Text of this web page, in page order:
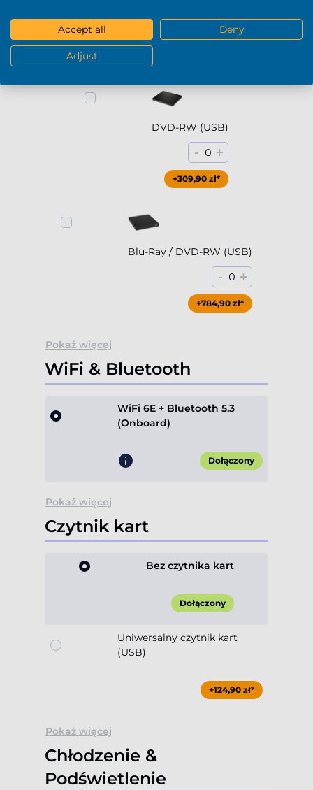
Pokaż więcej
DVD / Blu-Ray
DVD-RW (USB)
- 0 +
+309,90 zł*
Blu-Ray / DVD-RW (USB)
- 0 +
+784,90 zł*
Pokaż więcej
WiFi & Bluetooth
WiFi 6E + Bluetooth 5.3
(Onboard)
Dołączony
Pokaż więcej
Czytnik kart
Bez czytnika kart
Dołączony
Uniwersalny czytnik kart
(USB)
+124,90 zł*
Pokaż więcej
Chłodzenie &
Podświetlenie
Accept all Deny
Adjust